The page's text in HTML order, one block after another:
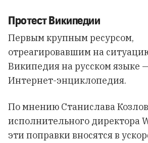
Протест Википедии
Первым крупным ресурсом,
отреагировавшим на
Википедия на русском языке
Интернет-энциклопедия.
По мнению Станислава
исполнительного директора
эти поправки вносятся в